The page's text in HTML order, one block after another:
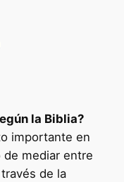
la Biblia?
importante en
de mediar entre
de la